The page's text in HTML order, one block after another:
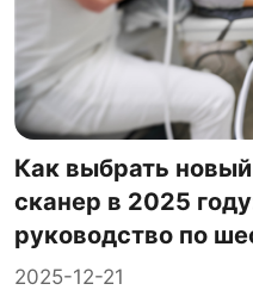
Как выбрать
сканер в 2025
руководство по
2025-12-21